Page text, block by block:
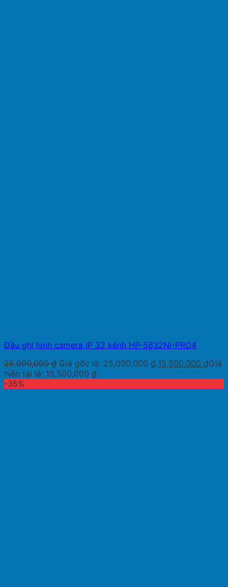
Đầu ghi hình camera IP 32 kênh HP-5632NI-PRO4
25,000,000₫ Giá gốc là: 25,000,000 ₫.15,500,000 ₫Giá
hiện tại là: 15,500,000 ₫.
-35%